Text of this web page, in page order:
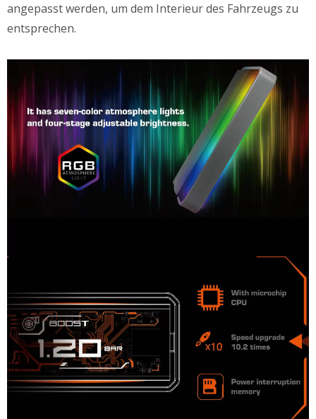
angepasst werden, um dem Interieur des Fahrzeugs zu
entsprechen.